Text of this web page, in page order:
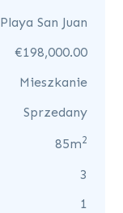
Playa San Juan
€198,000.00
Mieszkanie
Sprzedany
85m2
3
1